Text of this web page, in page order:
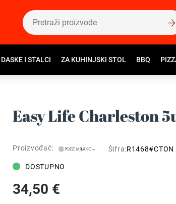
DASKE I STALCI ZA KUHINJSKI STOL BBQ
Easy Life Charleston
Proizvođač: Šifra:R1468#CTON
DOSTUPNO
34,50 €